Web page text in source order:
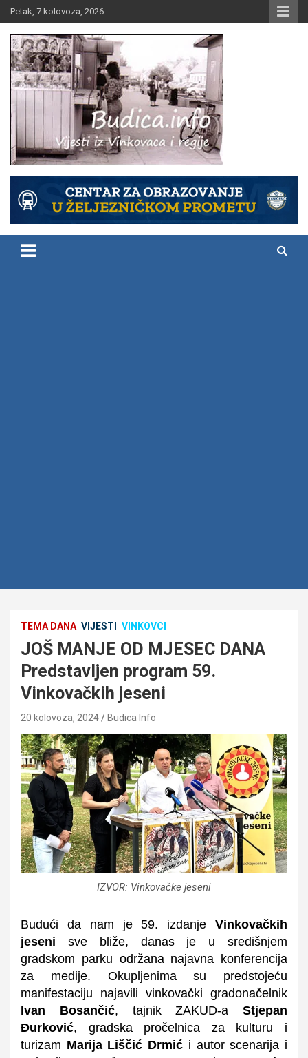
Skip
to
content
Petak, 7 kolovoza, 2026
Budica.info
TEMA DANA VIJESTI VINKOVCI
JOŠ MANJE OD MJESEC DANA
Predstavljen program 59.
Vinkovačkih jeseni
20 kolovoza, 2024 Budica Info
IZVOR: Vinkovačke jeseni
Budući da nam je 59. izdanje Vinkovačkih
jeseni sve bliže, danas je u središnjem
gradskom parku održana najavna konferencija
za medije. Okupljenima su predstojeću
manifestaciju najavili vinkovački gradonačelnik
Ivan Bosančić, tajnik ZAKUD-a Stjepan
Đurković, gradska pročelnica za kulturu i
turizam Marija Liščić Drmić i autor scenarija i